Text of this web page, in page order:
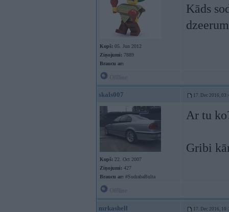
Kopš: 05. Jun 2012
Ziņojumi: 7889
Braucu ar:
Kāds
skals007 17. Dec 2016,
Kopš: 22. Oct 2007
Ziņojumi: 427
Braucu ar: #SudrabaBulta
Ar tu
Gribi
mrkashell 17. Dec 2016,